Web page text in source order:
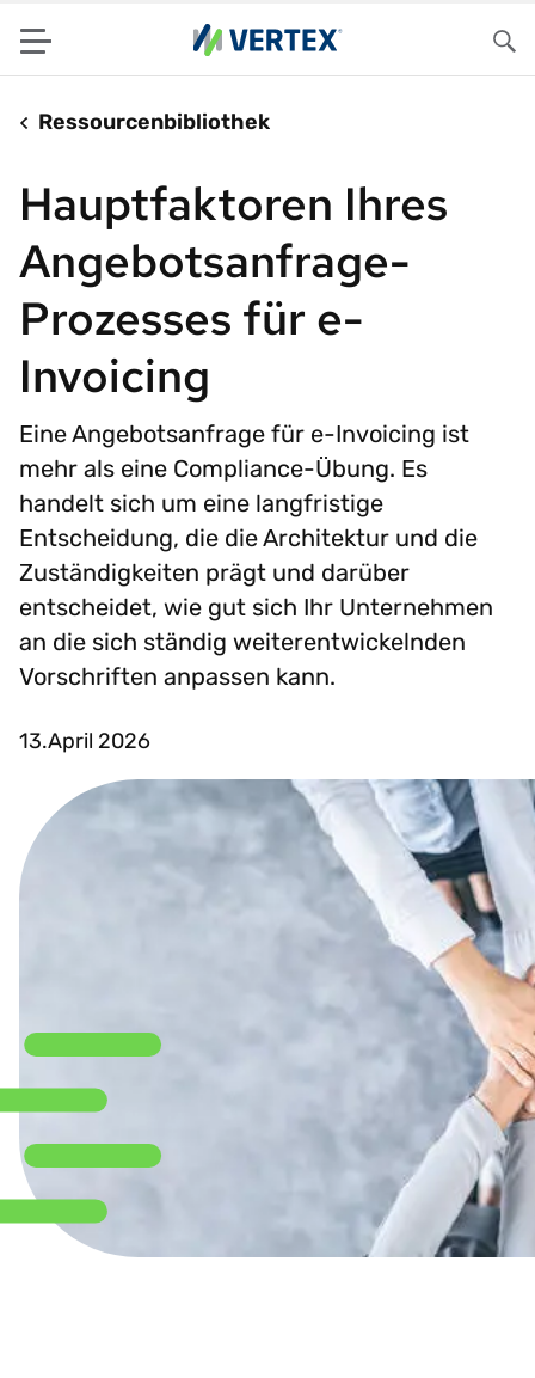
Menu
Ressourcenbibliothek
Hauptfaktoren Ihres
Angebotsanfrage-
Prozesses für e-
Invoicing
Eine Angebotsanfrage für e-Invoicing ist
mehr als eine Compliance-Übung. Es
handelt sich um eine langfristige
Entscheidung, die die Architektur und die
Zuständigkeiten prägt und darüber
entscheidet, wie gut sich Ihr Unternehmen
an die sich ständig weiterentwickelnden
Vorschriften anpassen kann.
13.April 2026